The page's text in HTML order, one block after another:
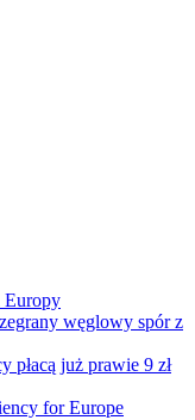
Europy
węglowy spór z
już prawie 9 zł
for Europe